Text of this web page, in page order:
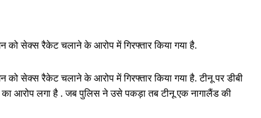
को सेक्स रैकेट चलाने के आरोप में गिरफ्तार किया गया है.
को सेक्स रैकेट चलाने के आरोप में गिरफ्तार किया गया है. टीनू पर डीबी
आरोप लगा है . जब पुलिस ने उसे पकड़ा तब टीनू एक नागालैंड की